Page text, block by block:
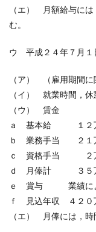
（エ） 月額給与に
む。
ウ 平成２４年７月１
（ア） （雇用期間に
（イ） 就業時間，
（ウ） 賃金
ａ 基本給 １２
ｂ 業務手当 ２１
ｃ 資格手当 ２
ｄ 月俸計 ３５
ｅ 賞与 業績に
ｆ 見込年収 ４２０
（エ） 月俸には，時